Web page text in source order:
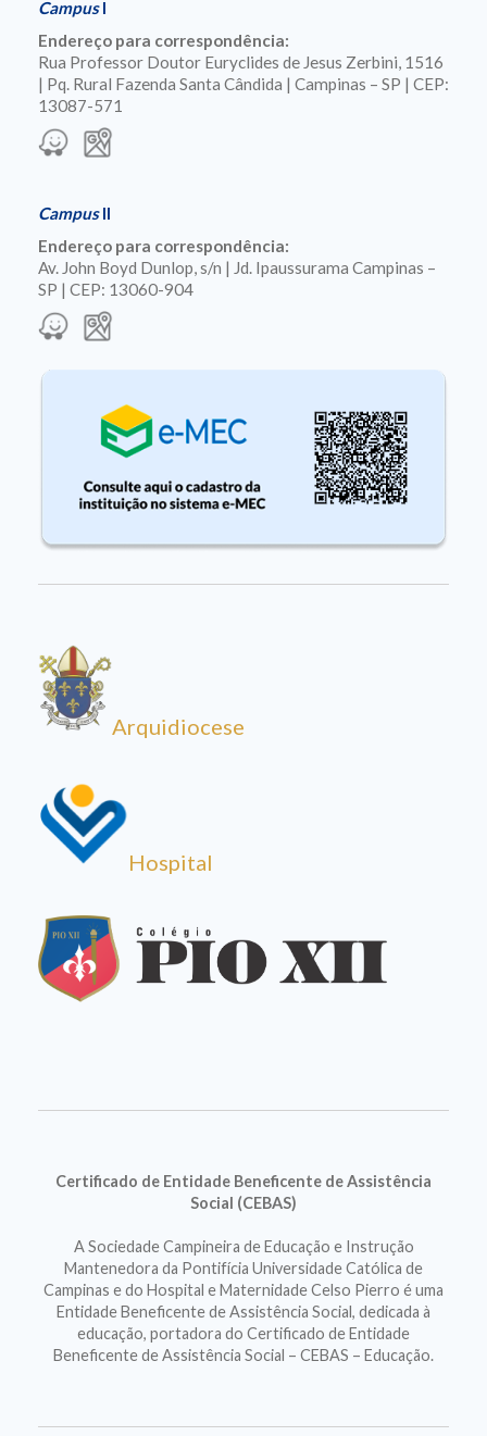
CampusI
Endereço para correspondência:
Rua Professor Doutor Euryclides de Jesus Zerbini, 1516
| Pq. Rural Fazenda Santa Cândida | Campinas – SP | CEP:
13087-571
CampusII
Endereço para correspondência:
Av. John Boyd Dunlop, s/n | Jd. Ipaussurama Campinas –
SP | CEP: 13060-904
Arquidiocese
Hospital
Certificado de Entidade Beneficente de Assistência
Social (CEBAS)
A Sociedade Campineira de Educação e Instrução
Mantenedora da Pontifícia Universidade Católica de
Campinas e do Hospital e Maternidade Celso Pierro é uma
Entidade Beneficente de Assistência Social, dedicada à
educação, portadora do Certificado de Entidade
Beneficente de Assistência Social – CEBAS – Educação.